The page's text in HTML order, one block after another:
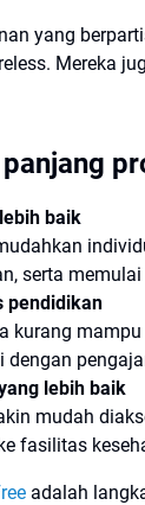
yang
Mereka
baik
serta
pendidikan
kurang
lebih baik
mudah
fasilitas
adalah